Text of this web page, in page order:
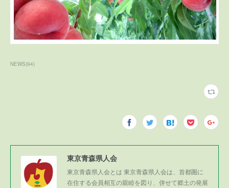
NEWS(94)
東京青森県人会
東京青森県人会とは 東京青森県人会は、首都圏に
在住する会員相互の親睦を図り、併せて郷土の発展